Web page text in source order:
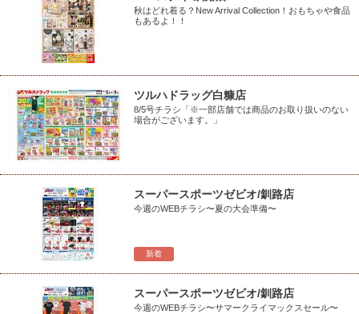
秋はどれ着る？New Arrival Collection！おもちゃや食品
もあるよ！！
ツルハドラッグ白糠店
8/5号チラシ「※一部店舗では商品のお取り扱いのない
場合がございます。」
新着
スーパースポーツゼビオ/釧路店
今週のWEBチラシ〜夏の大会準備〜
スーパースポーツゼビオ/釧路店
今週のWEBチラシ〜サマークライマックスセール〜